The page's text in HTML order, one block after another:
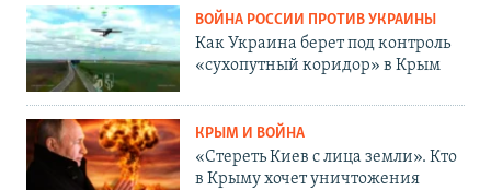
ВОЙНА РОССИИ ПРОТИВ УКРАИНЫ
Как Украина берет под контроль
«сухопутный коридор» в Крым
КРЫМ И ВОЙНА
«Стереть Киев с лица земли». Кто
в Крыму хочет уничтожения